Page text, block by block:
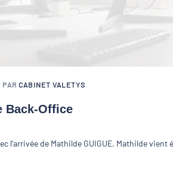
PAR CABINET VALETYS
Back-Office
l’arrivée de Mathilde GUIGUE. Mathilde